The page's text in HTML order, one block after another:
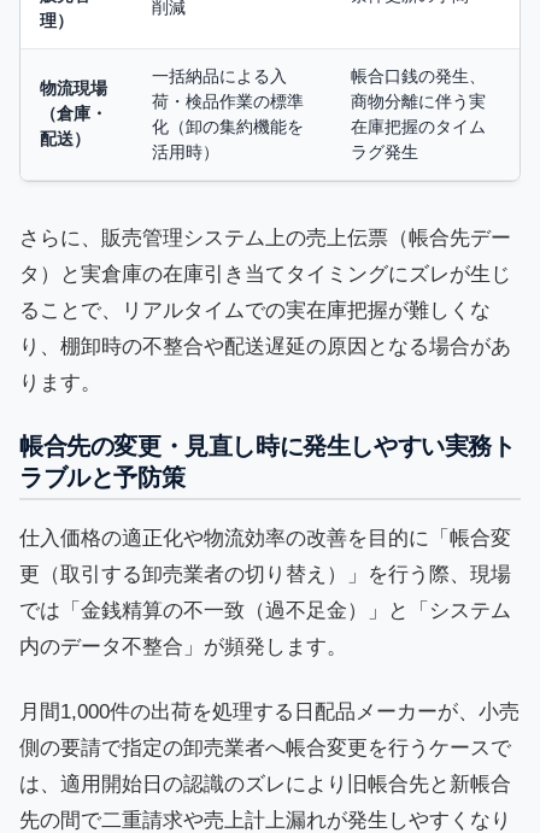
理）
削減
物流現場
（倉庫・
配送）
一括納品による入
荷・検品作業の標準
化（卸の集約機能を
活用時）
帳合口銭の発生、
商物分離に伴う実
在庫把握のタイム
ラグ発生
さらに、販売管理システム上の売上伝票（帳合先デー
タ）と実倉庫の在庫引き当てタイミングにズレが生じ
ることで、リアルタイムでの実在庫把握が難しくな
り、棚卸時の不整合や配送遅延の原因となる場合があ
ります。
帳合先の変更・見直し時に発生しやすい実務ト
ラブルと予防策
仕入価格の適正化や物流効率の改善を目的に「帳合変
更（取引する卸売業者の切り替え）」を行う際、現場
では「金銭精算の不一致（過不足金）」と「システム
内のデータ不整合」が頻発します。
月間1,000件の出荷を処理する日配品メーカーが、小売
側の要請で指定の卸売業者へ帳合変更を行うケースで
は、適用開始日の認識のズレにより旧帳合先と新帳合
先の間で二重請求や売上計上漏れが発生しやすくなり